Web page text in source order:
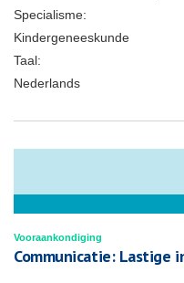
Specialisme:
Kindergeneeskunde
Taal:
Nederlands
Vooraankondiging
Communicatie: Lastige